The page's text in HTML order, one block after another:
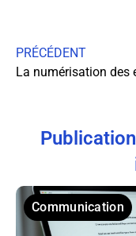
PRÉCÉDENT
Communication